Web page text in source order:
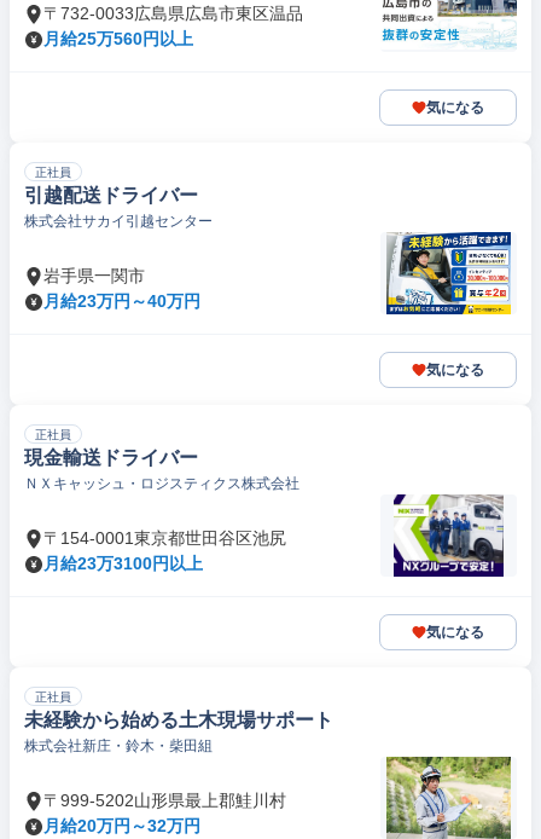
〒732-0033広島県広島市東区温品
月給25万560円以上
気になる
正社員
引越配送ドライバー
株式会社サカイ引越センター
岩手県一関市
月給23万円～40万円
気になる
正社員
現金輸送ドライバー
ＮＸキャッシュ・ロジスティクス株式会社
〒154-0001東京都世田谷区池尻
月給23万3100円以上
気になる
正社員
未経験から始める土木現場サポート
株式会社新庄・鈴木・柴田組
〒999-5202山形県最上郡鮭川村
月給20万円～32万円